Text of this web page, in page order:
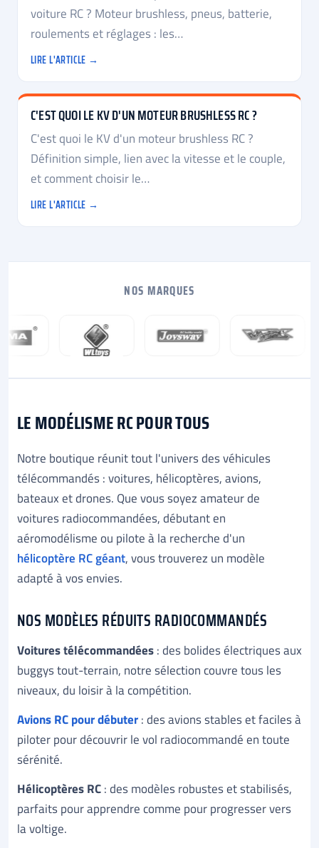
voiture RC ? Moteur brushless, pneus, batterie,
roulements et réglages : les…
LIRE L'ARTICLE →
C'EST QUOI LE KV D'UN MOTEUR BRUSHLESS RC ?
C'est quoi le KV d'un moteur brushless RC ?
Définition simple, lien avec la vitesse et le couple,
et comment choisir le…
LIRE L'ARTICLE →
NOS MARQUES
LE MODÉLISME RC POUR TOUS
Notre boutique réunit tout l'univers des véhicules
télécommandés : voitures, hélicoptères, avions,
bateaux et drones. Que vous soyez amateur de
voitures radiocommandées, débutant en
aéromodélisme ou pilote à la recherche d'un
hélicoptère RC géant, vous trouverez un modèle
adapté à vos envies.
NOS MODÈLES RÉDUITS RADIOCOMMANDÉS
Voitures télécommandées : des bolides électriques aux
buggys tout-terrain, notre sélection couvre tous les
niveaux, du loisir à la compétition.
Avions RC pour débuter : des avions stables et faciles à
piloter pour découvrir le vol radiocommandé en toute
sérénité.
Hélicoptères RC : des modèles robustes et stabilisés,
parfaits pour apprendre comme pour progresser vers
la voltige.